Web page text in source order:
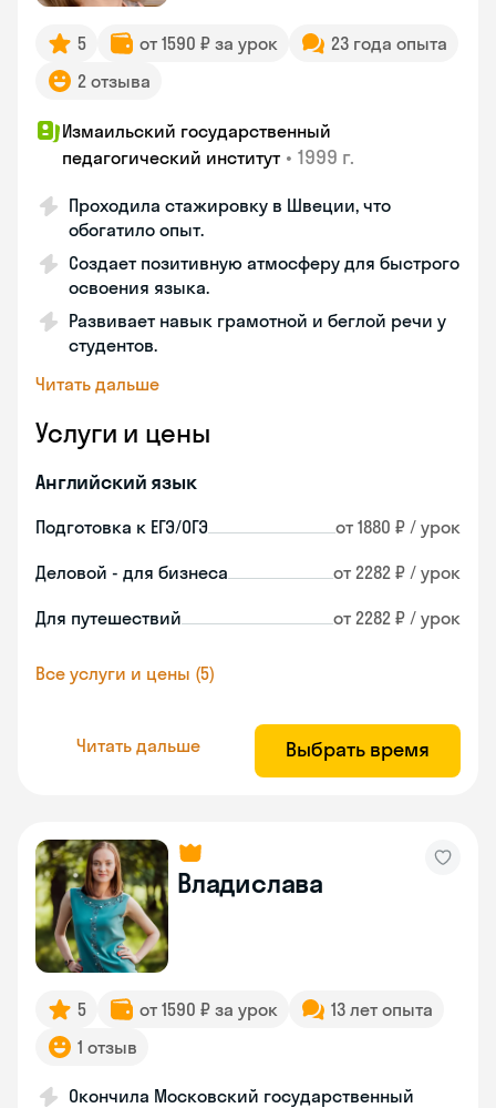
5 от 1590 ₽ за урок
23 года опыта
2 отзыва
Измаильский государственный
педагогический институт • 1999 г.
Проходила стажировку в Швеции, что
обогатило опыт.
Создает позитивную атмосферу для быстрого
освоения языка.
Развивает навык грамотной и беглой речи у
студентов.
Читать дальше
Услуги и цены
Английский язык
Подготовка к ЕГЭ/ОГЭ от 1880 ₽ / урок
Деловой - для бизнеса от 2282 ₽ / урок
Для путешествий от 2282 ₽ / урок
Все услуги и цены (5)
Читать дальше Выбрать время
Владислава
5 от 1590 ₽ за урок
13 лет опыта
1 отзыв
Окончила Московский государственный